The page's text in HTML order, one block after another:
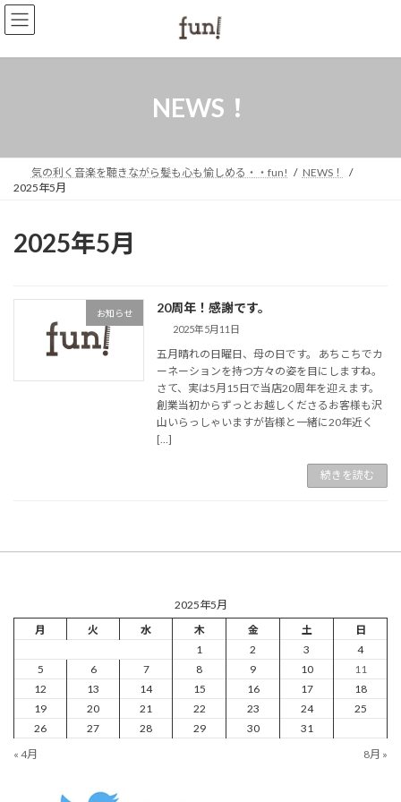
コ
ン
ン
ナ
ビ
ー
NEWS！
気の利く音楽を聴きながら髪も心も愉しめる・・fun!
NEWS！
2025年5月
2025年5月
お知らせ 20周年！感謝です。
2025年5月11日
五月晴れの日曜日、母の日です。 あちこちでカ
ーネーションを持つ方々の姿を目にしますね。
さて、実は5月15日で当店20周年を迎えます。
創業当初からずっとお越しくださるお客様も沢
山いらっしゃいますが皆様と一緒に20年近く
[…]
続きを読む
2025年5月
月
火 水 木 金 土
日
1
2 3
4
5
6 7 8 9 10
11
12
13 14 15 16 17
18
19
20 21 22 23 24
25
26
27 28 29 30
31
« 4月
8月 »